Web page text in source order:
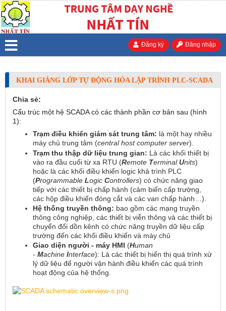
Đăng ký Đăng nhập
KHAI GIẢNG LỚP TỰ ĐỘNG HÓA LẬP TRÌNH PLC-SCADA
Chia sẻ:
Cấu trúc một hệ SCADA có các thành phần cơ bản sau (hình
1):
Trạm điều khiển giám sát trung tâm: là một hay nhiều
máy chủ trung tâm (central host computer server).
Trạm thu thập dữ liệu trung gian: Là các khối thiết bị
vào ra đầu cuối từ xa RTU (Remote TerminalUnits)
hoặc là các khối điều khiển logic khả trình PLC
(Programmable Logic Controllers) có chức năng giao
tiếp với các thiết bị chấp hành (cảm biến cấp trường,
các hộp điều khiển đóng cắt và các van chấp hành…).
Hệ thống truyền thông: bao gồm các mạng truyền
thông công nghiệp, các thiết bị viễn thông và các thiết bị
chuyển đổi dồn kênh có chức năng truyền dữ liệu cấp
trường đến các khối điều khiển và máy chủ
Giao diện người - máy HMI (Human
- Machine Interface): Là các thiết bị hiển thị quá trình xử
lý dữ liệu để người vận hành điều khiển các quá trình
hoạt động của hệ thống.